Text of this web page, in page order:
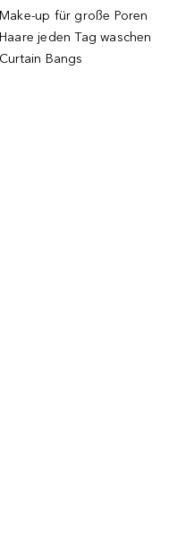
Make-up für große Poren
Haare jeden Tag waschen
Curtain Bangs